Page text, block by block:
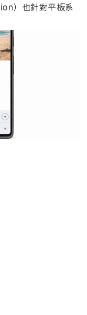
）也針對平板系